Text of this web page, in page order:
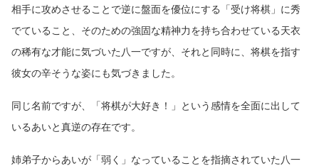
相手に攻めさせることで逆に盤面を優位にする「受け将棋」に秀
でていること、そのための強固な精神力を持ち合わせている天衣
の稀有な才能に気づいた八一ですが、それと同時に、将棋を指す
彼女の辛そうな姿にも気づきました。
同じ名前ですが、「将棋が大好き！」という感情を全面に出して
いるあいと真逆の存在です。
姉弟子からあいが「弱く」なっていることを指摘されていた八一